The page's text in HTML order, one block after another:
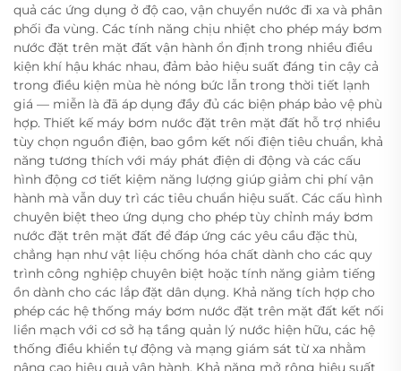
quả các ứng dụng ở độ cao, vận chuyển nước đi xa và phân
phối đa vùng. Các tính năng chịu nhiệt cho phép máy bơm
nước đặt trên mặt đất vận hành ổn định trong nhiều điều
kiện khí hậu khác nhau, đảm bảo hiệu suất đáng tin cậy cả
trong điều kiện mùa hè nóng bức lẫn trong thời tiết lạnh
giá — miễn là đã áp dụng đầy đủ các biện pháp bảo vệ phù
hợp. Thiết kế máy bơm nước đặt trên mặt đất hỗ trợ nhiều
tùy chọn nguồn điện, bao gồm kết nối điện tiêu chuẩn, khả
năng tương thích với máy phát điện di động và các cấu
hình động cơ tiết kiệm năng lượng giúp giảm chi phí vận
hành mà vẫn duy trì các tiêu chuẩn hiệu suất. Các cấu hình
chuyên biệt theo ứng dụng cho phép tùy chỉnh máy bơm
nước đặt trên mặt đất để đáp ứng các yêu cầu đặc thù,
chẳng hạn như vật liệu chống hóa chất dành cho các quy
trình công nghiệp chuyên biệt hoặc tính năng giảm tiếng
ồn dành cho các lắp đặt dân dụng. Khả năng tích hợp cho
phép các hệ thống máy bơm nước đặt trên mặt đất kết nối
liền mạch với cơ sở hạ tầng quản lý nước hiện hữu, các hệ
thống điều khiển tự động và mạng giám sát từ xa nhằm
nâng cao hiệu quả vận hành. Khả năng mở rộng hiệu suất